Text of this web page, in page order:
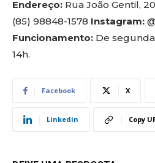
Endereço: Rua João Gentil,
(85) 98848-1578 Instagram:
Funcionamento: De segunda
14h.
Facebook X
Linkedin Copy